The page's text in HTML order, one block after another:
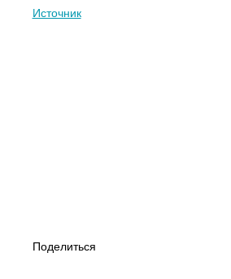
Источник
Поделиться